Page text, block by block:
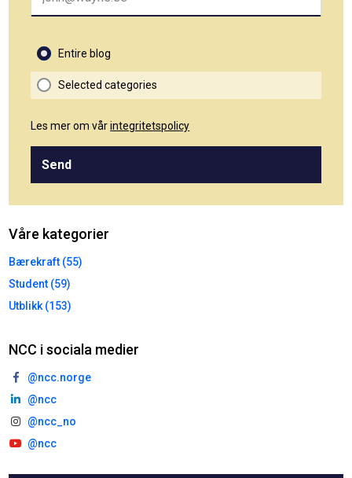
Entire blog
Selected categories
Les mer om vårintegritetspolicy
Send
Våre kategorier
Bærekraft (55)
Student (59)
Utblikk (153)
NCC i sociala medier
@ncc.norge
@ncc
@ncc_no
@ncc